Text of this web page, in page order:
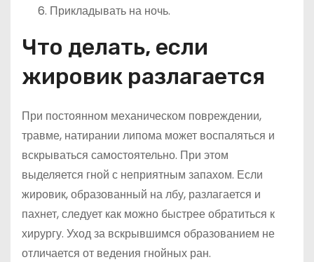
Прикладывать на ночь.
Что делать, если
жировик разлагается
При постоянном механическом повреждении,
травме, натирании липома может воспаляться и
вскрываться самостоятельно. При этом
выделяется гной с неприятным запахом. Если
жировик, образованный на лбу, разлагается и
пахнет, следует как можно быстрее обратиться к
хирургу. Уход за вскрывшимся образованием не
отличается от ведения гнойных ран.